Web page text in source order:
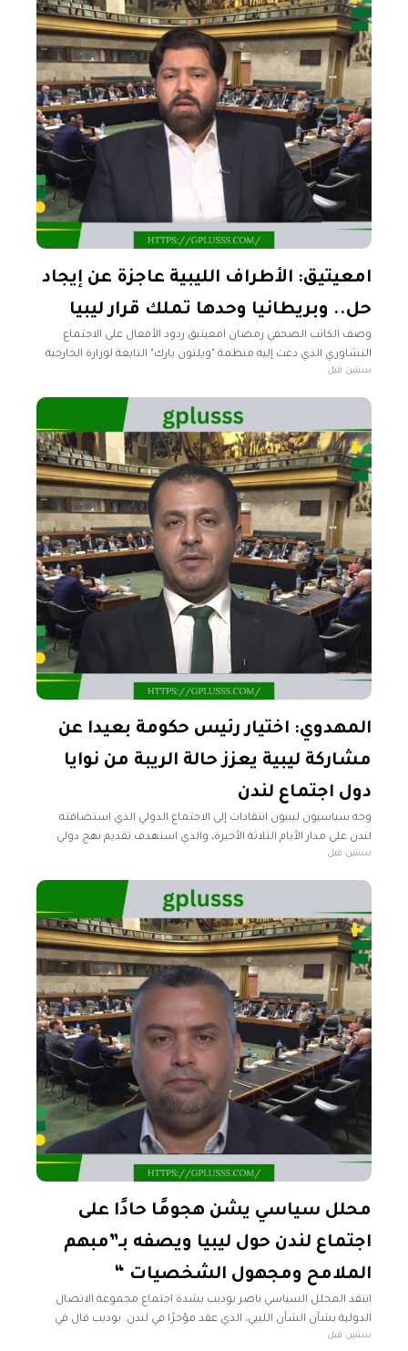
امعيتيق: الأطراف الليبية عاجزة عن إيجاد
حل.. وبريطانيا وحدها تملك قرار ليبيا
وصف الكاتب الصحفي رمضان امعيتيق ردود الأفعال على الاجتماع
التشاوري الذي دعت إليه منظمة "ويلتون بارك" التابعة لوزارة الخارجية
والتنمية البريطانية خلال الأيام الماضية بأنها مبالغ فيها. وأضاف
سنتين قبل
المهدوي: اختيار رئيس حكومة بعيدا عن
مشاركة ليبية يعزز حالة الريبة من نوايا
دول اجتماع لندن
وجه سياسيون ليبيون انتقادات إلى الاجتماع الدولي الذي استضافته
لندن على مدار الأيام الثلاثة الأخيرة، والذي استهدف تقديم نهج دولي
منسق يهدف لتحقيق الاستقرار طويل الأمد في ليبيا. وقال رئيس
سنتين قبل
محلل سياسي يشن هجومًا حادًا على
اجتماع لندن حول ليبيا ويصفه بـ”مبهم
الملامح ومجهول الشخصيات “
انتقد المحلل السياسي ناصر بوديب بشدة اجتماع مجموعة الاتصال
الدولية بشأن الشأن الليبي، الذي عقد مؤخرًا في لندن. بوديب قال في
تصريحات صحفية، إن اجتماع لندن "مبهم الملامح ومجهول
سنتين قبل